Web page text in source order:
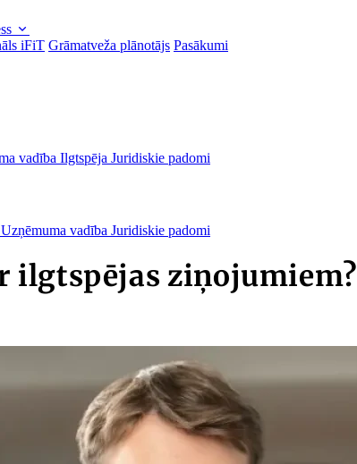
iFiT Grāmatveža plānotājs Pasākumi
vadība Ilgtspēja Juridiskie padomi
Uzņēmuma vadība Juridiskie padomi
ilgtspējas ziņojumiem?